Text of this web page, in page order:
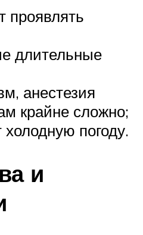
проявлять
длительные
анестезия
крайне сложно;
погоду.
и